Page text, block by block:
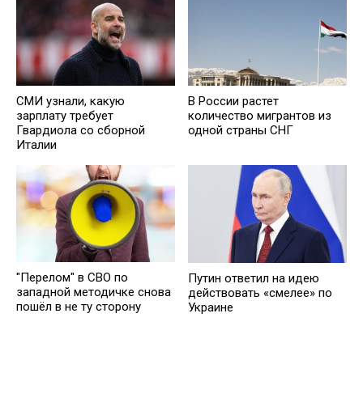
СМИ узнали, какую
зарплату требует
Гвардиола со сборной
Италии
В России растет
количество мигрантов из
одной страны СНГ
"Перелом" в СВО по
западной методичке снова
пошёл в не ту сторону
Путин ответил на идею
действовать «смелее» по
Украине